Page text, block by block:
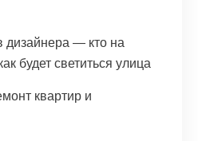
дизайнера — кто на
будет светиться улица
квартир и